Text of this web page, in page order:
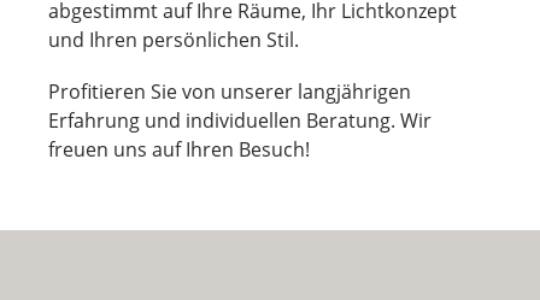
abgestimmt auf Ihre Räume, Ihr Lichtkonzept
und Ihren persönlichen Stil.
Profitieren Sie von unserer langjährigen
Erfahrung und individuellen Beratung. Wir
freuen uns auf Ihren Besuch!